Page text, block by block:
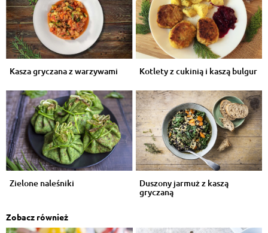
Kasza gryczana z warzywami Kotlety z cukinią i kaszą bulgur
Zielone naleśniki Duszony jarmuż z kaszą
gryczaną
Zobacz również